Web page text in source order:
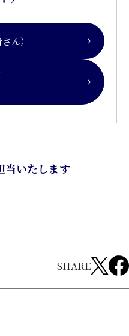
ん）
当いたします
SHARE